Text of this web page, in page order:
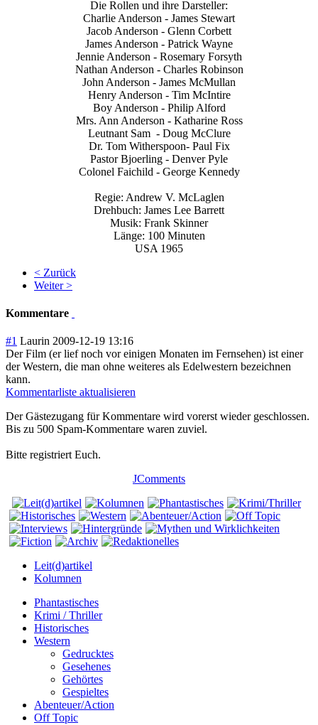
Die Rollen und ihre Darsteller:
Charlie Anderson - James Stewart
Jacob Anderson - Glenn Corbett
James Anderson - Patrick Wayne
Jennie Anderson - Rosemary Forsyth
Nathan Anderson - Charles Robinson
John Anderson - James McMullan
Henry Anderson - Tim McIntire
Boy Anderson - Philip Alford
Mrs. Ann Anderson - Katharine Ross
Leutnant Sam - Doug McClure
Dr. Tom Witherspoon- Paul Fix
Pastor Bjoerling - Denver Pyle
Colonel Faichild - George Kennedy
Regie: Andrew V. McLaglen
Drehbuch: James Lee Barrett
Musik: Frank Skinner
Länge: 100 Minuten
USA 1965
< Zurück
Weiter >
Kommentare
#1 Laurin 2009-12-19 13:16
Der Film (er lief noch vor einigen Monaten im Fernsehen) ist einer
der Western, die man ohne weiteres als Edelwestern bezeichnen
kann.
Kommentarliste aktualisieren
Der Gästezugang für Kommentare wird vorerst wieder geschlossen.
Bis zu 500 Spam-Kommentare waren zuviel.
Bitte registriert Euch.
JComments
Leit(d)artikel
Kolumnen
Phantastisches
Krimi / Thriller
Historisches
Western
Gedrucktes
Gesehenes
Gehörtes
Gespieltes
Abenteuer/Action
Off Topic